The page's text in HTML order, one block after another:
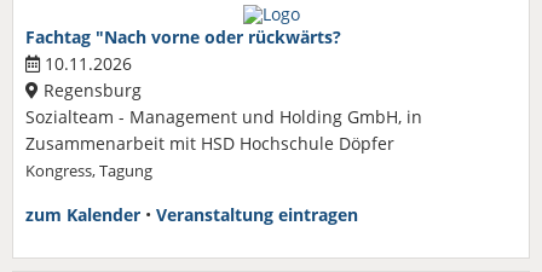
Fachtag "Nach vorne oder rückwärts?
10.11.2026
Regensburg
Sozialteam - Management und Holding GmbH, in
Zusammenarbeit mit HSD Hochschule Döpfer
Kongress, Tagung
zum Kalender • Veranstaltung eintragen